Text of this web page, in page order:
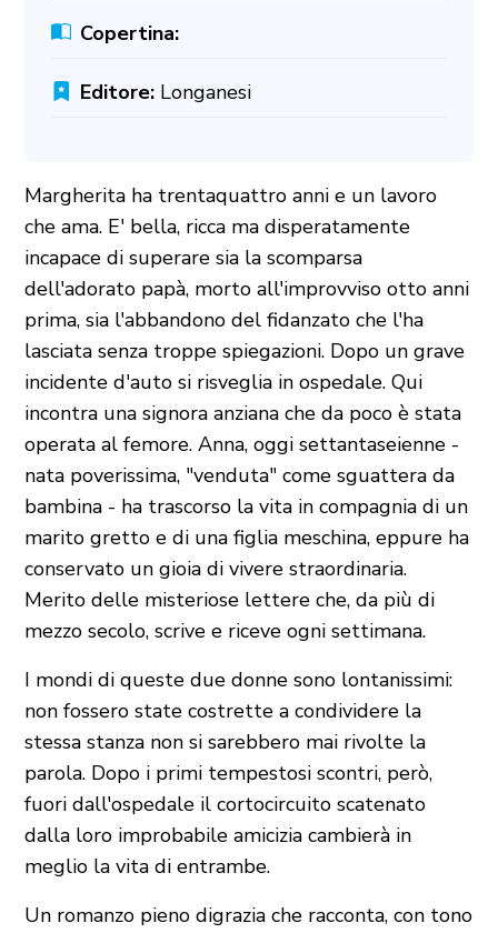
Copertina:
Editore: Longanesi
Margherita ha trentaquattro anni e un lavoro
che ama. E' bella, ricca ma disperatamente
incapace di superare sia la scomparsa
dell'adorato papà, morto all'improvviso otto anni
prima, sia l'abbandono del fidanzato che l'ha
lasciata senza troppe spiegazioni. Dopo un grave
incidente d'auto si risveglia in ospedale. Qui
incontra una signora anziana che da poco è stata
operata al femore. Anna, oggi settantaseienne -
nata poverissima, "venduta" come sguattera da
bambina - ha trascorso la vita in compagnia di un
marito gretto e di una figlia meschina, eppure ha
conservato un gioia di vivere straordinaria.
Merito delle misteriose lettere che, da più di
mezzo secolo, scrive e riceve ogni settimana.
I mondi di queste due donne sono lontanissimi:
non fossero state costrette a condividere la
stessa stanza non si sarebbero mai rivolte la
parola. Dopo i primi tempestosi scontri, però,
fuori dall'ospedale il cortocircuito scatenato
dalla loro improbabile amicizia cambierà in
meglio la vita di entrambe.
Un romanzo pieno digrazia che racconta, con tono